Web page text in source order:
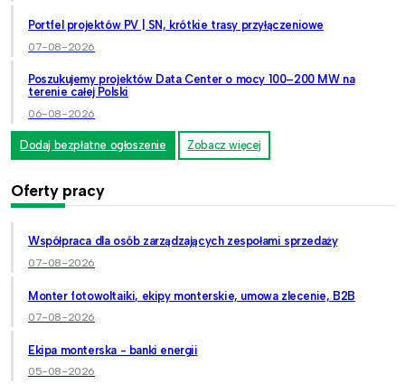
Portfel projektów PV | SN, krótkie trasy przyłączeniowe
07-08-2026
Poszukujemy projektów Data Center o mocy 100–200 MW na
terenie całej Polski
06-08-2026
Dodaj bezpłatne ogłoszenie Zobacz więcej
Oferty pracy
Współpraca dla osób zarządzających zespołami sprzedaży
07-08-2026
Monter fotowoltaiki, ekipy monterskie, umowa zlecenie, B2B
07-08-2026
Ekipa monterska - banki energii
05-08-2026